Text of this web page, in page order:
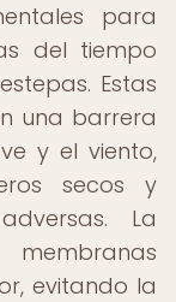
para
del tiempo
Estas
una barrera
y el viento,
secos y
La
evitando la